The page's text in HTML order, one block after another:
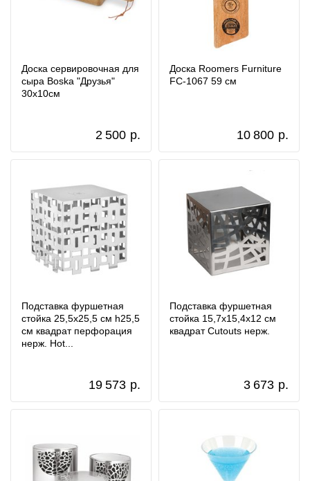
Доска сервировочная для
сыра Boska "Друзья"
30х10см
2 500 р.
Доска Roomers Furniture
FC-1067 59 см
10 800 р.
Подставка фуршетная
стойка 25,5x25,5 см h25,5
см квадрат перфорация
нерж. Hot...
19 573 р.
Подставка фуршетная
стойка 15,7x15,4x12 см
квадрат Cutouts нерж.
3 673 р.